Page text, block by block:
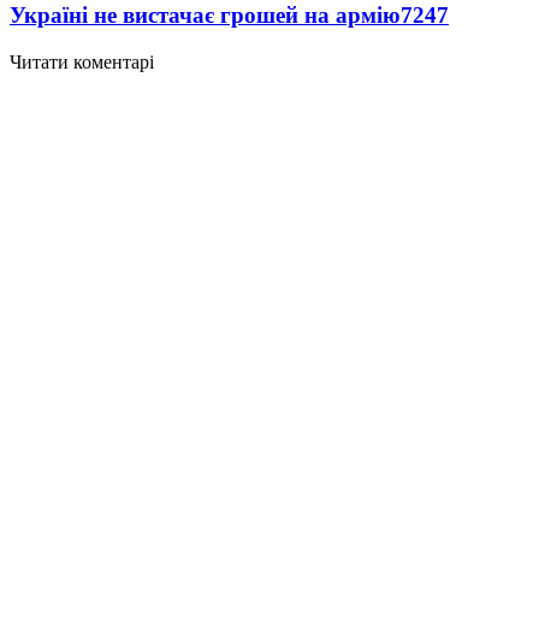
Україні не вистачає грошей на армію7247
Читати коментарі